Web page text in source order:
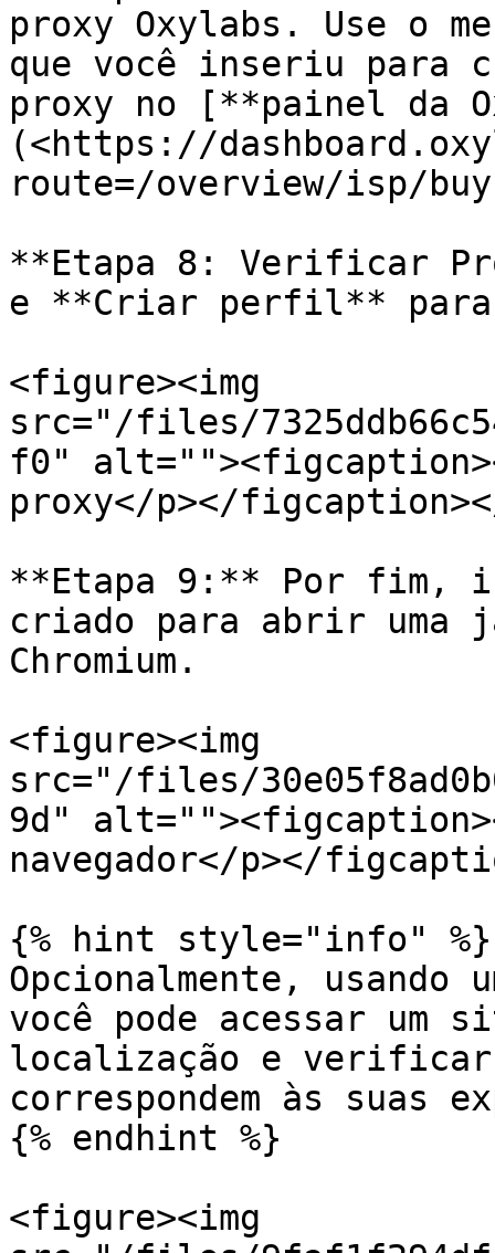
proxy Oxylabs. Use o
que você inseriu para
proxy no [**painel da
(<https://
route=/overview/isp/
**Etapa 8: Verificar
e **Criar perfil** para
<figure><img
src="/files/
f0"
proxy</p></
**Etapa 9:** Por fim,
criado para abrir uma
Chromium.
<figure><img
src="/files/
9d"
navegador</p></
{% hint style="info" %}
Opcionalmente, usando
você pode acessar um
localização e
correspondem às suas
{% endhint %}
<figure><img